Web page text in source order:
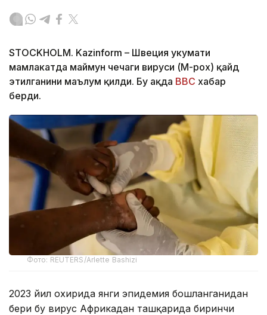
STOCKHOLM. Kazinform – Швеция ҳукумати
мамлакатда маймун чечаги вируси (M-pox) қайд
этилганини маълум қилди. Бу ҳақда BBC хабар
берди.
Фото: REUTERS/Arlette Bashizi
2023 йил охирида янги эпидемия бошланганидан
бери бу вирус Африкадан ташқарида биринчи